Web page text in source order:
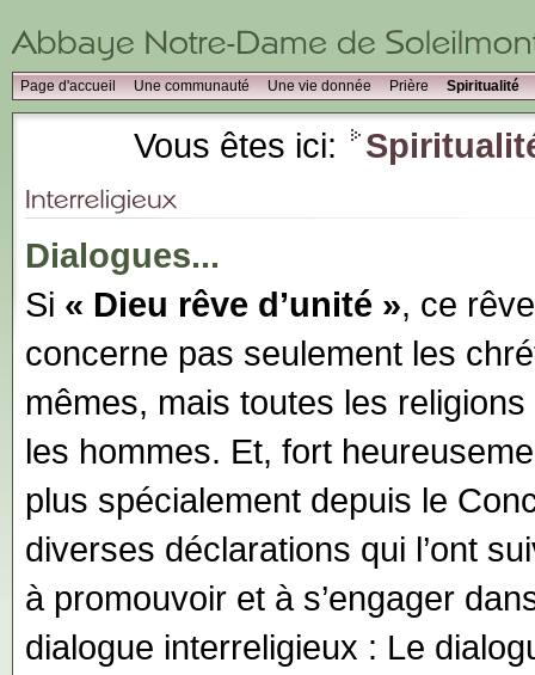
Page d'accueil Une communauté Une vie donnée Prière Spiritualité
Vous êtes ici:
Dialogues...
Si « Dieu rêve d’unité », ce
concerne pas seulement les
mêmes, mais toutes les
les hommes. Et, fort
plus spécialement depuis le
diverses déclarations qui l’ont
à promouvoir et à s’engager
dialogue interreligieux : Le